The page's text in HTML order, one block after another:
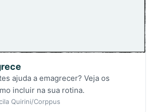
ajuda a emagrecer? Veja os
incluir na sua rotina.
Quirini/Corppus